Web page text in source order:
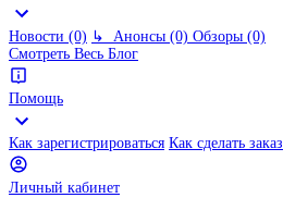
Новости (0) ↳ Анонсы (0) Обзоры (0)
Смотреть Весь Блог
Помощь
Как зарегистрироваться Как сделать заказ
Личный кабинет